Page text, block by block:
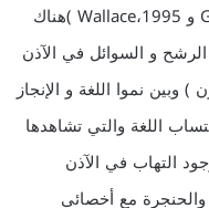
) وفي احدث الأبحاث المنشورة ( Gravel و Wallace،1995 )هناك
و السوائل في الآذن
نموا اللغة و الإنجاز
اللغة والتي تشاهدها
التهاب في الآذن
مع أخصائي